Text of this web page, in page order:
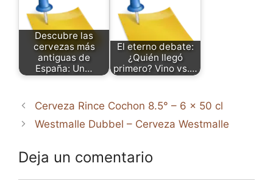
Descubre las
cervezas más
antiguas de
España: Un…
El eterno debate:
¿Quién llegó
primero? Vino vs.…
Cerveza Rince Cochon 8.5° – 6 x 50 cl
Westmalle Dubbel – Cerveza Westmalle
Deja un comentario